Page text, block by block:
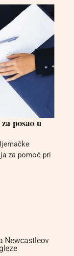
posao u
za pomoć pri
Newcastleov